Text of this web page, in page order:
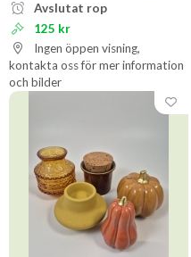
Avslutat rop
125 kr
Ingen öppen visning,
kontakta oss för mer information
och bilder